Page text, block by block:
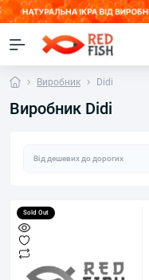
Виробник Didi
Виробник Didi
Sold Out